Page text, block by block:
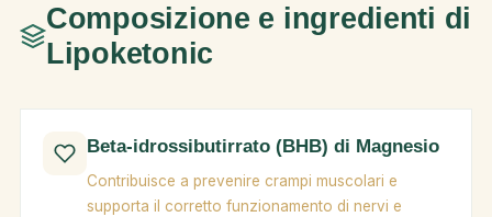
Composizione e ingredienti di
Lipoketonic
Beta-idrossibutirrato (BHB) di Magnesio
Contribuisce a prevenire crampi muscolari e
supporta il corretto funzionamento di nervi e